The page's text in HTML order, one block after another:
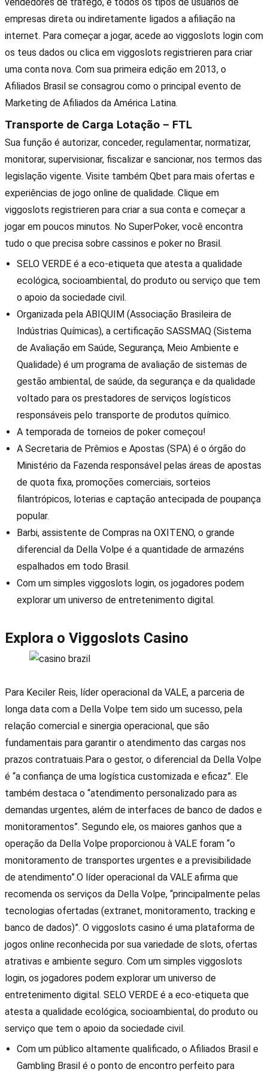
empresas direta ou indiretamente ligados a afiliação na
internet. Para começar a jogar, acede ao viggoslots login com
os teus dados ou clica em viggoslots registrieren para criar
uma conta nova. Com sua primeira edição em 2013, o
Afiliados Brasil se consagrou como o principal evento de
Marketing de Afiliados da América Latina.
Transporte de Carga Lotação – FTL
Sua função é autorizar, conceder, regulamentar, normatizar,
monitorar, supervisionar, fiscalizar e sancionar, nos termos das
legislação vigente. Visite também Qbet para mais ofertas e
experiências de jogo online de qualidade. Clique em
viggoslots registrieren para criar a sua conta e começar a
jogar em poucos minutos. No SuperPoker, você encontra
tudo o que precisa sobre cassinos e poker no Brasil.
SELO VERDE é a eco-etiqueta que atesta a qualidade
ecológica, socioambiental, do produto ou serviço que tem
o apoio da sociedade civil.
Organizada pela ABIQUIM (Associação Brasileira de
Indústrias Químicas), a certificação SASSMAQ (Sistema
de Avaliação em Saúde, Segurança, Meio Ambiente e
Qualidade) é um programa de avaliação de sistemas de
gestão ambiental, de saúde, da segurança e da qualidade
voltado para os prestadores de serviços logísticos
responsáveis pelo transporte de produtos químico.
A temporada de torneios de poker começou!
A Secretaria de Prêmios e Apostas (SPA) é o órgão do
Ministério da Fazenda responsável pelas áreas de apostas
de quota fixa, promoções comerciais, sorteios
filantrópicos, loterias e captação antecipada de poupança
popular.
Barbi, assistente de Compras na OXITENO, o grande
diferencial da Della Volpe é a quantidade de armazéns
espalhados em todo Brasil.
Com um simples viggoslots login, os jogadores podem
explorar um universo de entretenimento digital.
Explora o Viggoslots Casino
Para Keciler Reis, líder operacional da VALE, a parceria de
longa data com a Della Volpe tem sido um sucesso, pela
relação comercial e sinergia operacional, que são
fundamentais para garantir o atendimento das cargas nos
prazos contratuais.Para o gestor, o diferencial da Della Volpe
é “a confiança de uma logística customizada e eficaz”. Ele
também destaca o “atendimento personalizado para as
demandas urgentes, além de interfaces de banco de dados e
monitoramentos”. Segundo ele, os maiores ganhos que a
operação da Della Volpe proporcionou à VALE foram “o
monitoramento de transportes urgentes e a previsibilidade
de atendimento”.O líder operacional da VALE afirma que
recomenda os serviços da Della Volpe, “principalmente pelas
tecnologias ofertadas (extranet, monitoramento, tracking e
banco de dados)”. O viggoslots casino é uma plataforma de
jogos online reconhecida por sua variedade de slots, ofertas
atrativas e ambiente seguro. Com um simples viggoslots
login, os jogadores podem explorar um universo de
entretenimento digital. SELO VERDE é a eco-etiqueta que
atesta a qualidade ecológica, socioambiental, do produto ou
serviço que tem o apoio da sociedade civil.
Com um público altamente qualificado, o Afiliados Brasil e
Gambling Brasil é o ponto de encontro perfeito para